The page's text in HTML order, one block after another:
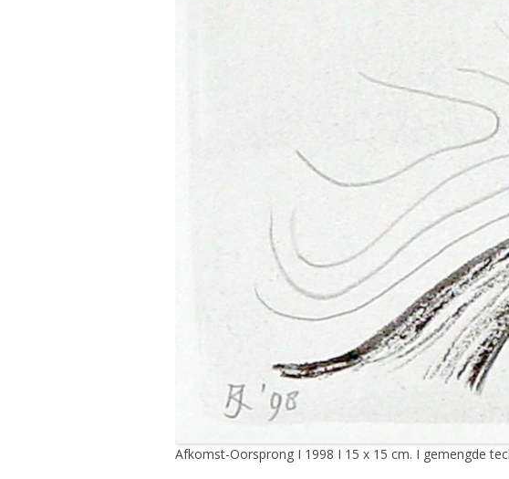
Afkomst-Oorsprong I 1998 I 15 x 15 cm. I gemengde